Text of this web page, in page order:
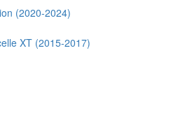
(2020-2024)
XT (2015-2017)